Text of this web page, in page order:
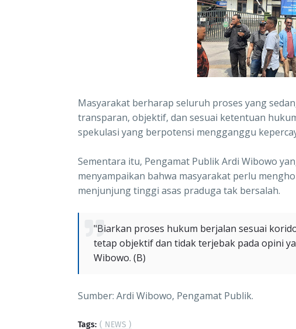
Masyarakat berharap seluruh proses yang
transparan, objektif, dan sesuai ketentuan
spekulasi yang berpotensi mengganggu
Sementara itu, Pengamat Publik Ardi Wibowo
menyampaikan bahwa masyarakat perlu
menjunjung tinggi asas praduga tak bersalah.
"Biarkan proses hukum berjalan sesuai
tetap objektif dan tidak terjebak pada opini
Wibowo. (B)
Sumber: Ardi Wibowo, Pengamat Publik.
Tags: ( NEWS )